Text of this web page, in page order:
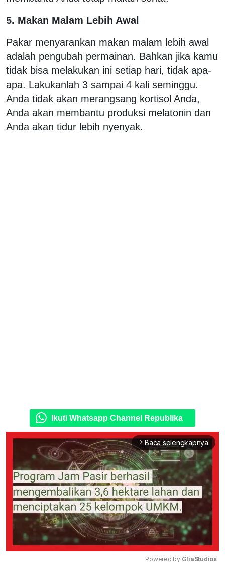
5. Makan Malam Lebih Awal
Pakar menyarankan makan malam lebih awal
adalah pengubah permainan. Bahkan jika kamu
tidak bisa melakukan ini setiap hari, tidak apa-
apa. Lakukanlah 3 sampai 4 kali seminggu.
Anda tidak akan merangsang kortisol Anda,
Anda akan membantu produksi melatonin dan
Anda akan tidur lebih nyenyak.
Ikuti Whatsapp Channel Republika
arrow_forward_ios Baca selengkapnya
Powered by GliaStudios